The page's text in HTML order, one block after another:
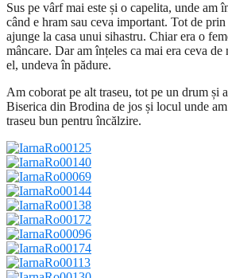
Sus pe vârf mai este și o capelita, unde am
când e hram sau ceva important. Tot de
ajunge la casa unui sihastru. Chiar era o
mâncare. Dar am înțeles ca mai era ceva de
el, undeva în pădure.
Am coborat pe alt traseu, tot pe un drum și
Biserica din Brodina de jos și locul unde
traseu bun pentru încălzire.